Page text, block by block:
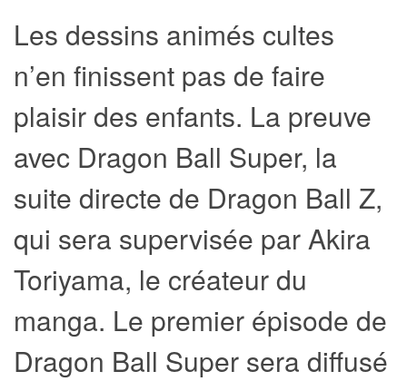
Les dessins animés cultes
n’en finissent pas de faire
plaisir des enfants. La preuve
avec Dragon Ball Super, la
suite directe de Dragon Ball Z,
qui sera supervisée par Akira
Toriyama, le créateur du
manga. Le premier épisode de
Dragon Ball Super sera diffusé